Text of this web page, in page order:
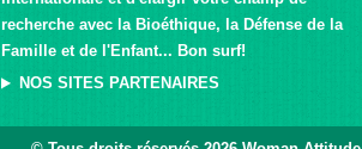
recherche avec la Bioéthique, la Défense de la
Famille et de l'Enfant... Bon surf!
NOS SITES PARTENAIRES